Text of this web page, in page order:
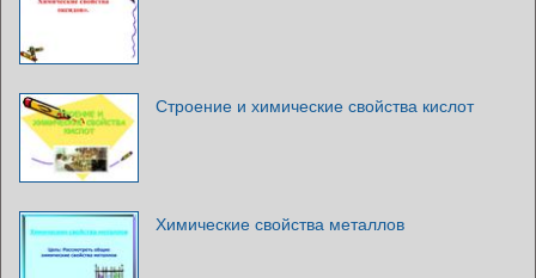
Строение и химические свойства кислот
Химические свойства металлов